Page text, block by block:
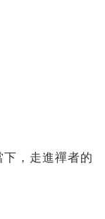
，走進禪者的